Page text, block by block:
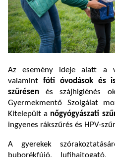
Az esemény ideje alatt a
valamint fóti óvodások és
szűrésenés szájhigiénés
Gyermekmentő Szolgálat
Kitelepült a nőgyógyászati
ingyenes rákszűrés és HPV-
A gyerekek
buborékfújó, lufihajtogató,